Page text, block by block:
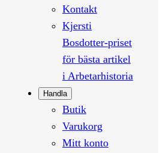
Kontakt
Kjersti
Bosdotter-priset
för bästa artikel
i Arbetarhistoria
Handla
Butik
Varukorg
Mitt konto